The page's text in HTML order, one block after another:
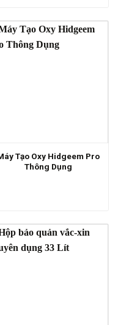
Tạo Oxy Hidgeem Pro
Thông Dụng